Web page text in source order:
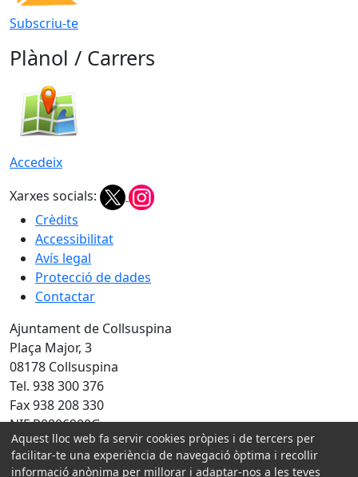
Subscriu-te
Plànol / Carrers
Accedeix
Xarxes socials:
Crèdits
Accessibilitat
Avís legal
Protecció de dades
Contactar
Ajuntament de Collsuspina
Plaça Major, 3
08178 Collsuspina
Tel. 938 300 376
Fax 938 208 330
NIF P0806900G
Amb la col·laboració de:
Aquest lloc web fa servir cookies pròpies i de tercers per
facilitar-te una experiència de navegació òptima i recollir
informació anònima per millorar i adaptar-nos a les teves